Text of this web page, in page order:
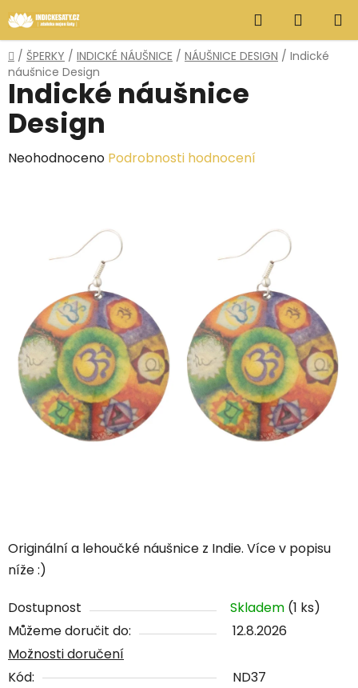
na
obsah
Hledat
KOŠÍK
Domů
/ ŠPERKY / INDICKÉ NÁUŠNICE / NÁUŠNICE DESIGN / Indické
náušnice Design
Originální a lehoučké náušnice z Indie. Více v popisu
níže :)
Dostupnost Skladem (1 ks)
Můžeme doručit do:
12.8.2026
Možnosti doručení
Kód:
ND37
Indické náušnice
Design
Průměrné
hvězdiček.
Neohodnoceno Podrobnosti hodnocení